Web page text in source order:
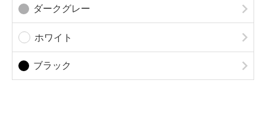
ダークグレー
ホワイト
ブラック